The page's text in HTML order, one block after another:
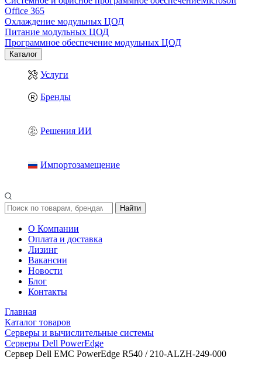
Office 365
Охлаждение модульных ЦОД
Питание модульных ЦОД
Программное обеспечение модульных ЦОД
Каталог
Услуги
Бренды
Решения ИИ
Импортозамещение
Найти
О Компании
Оплата и доставка
Лизинг
Вакансии
Новости
Блог
Контакты
Главная
Каталог товаров
Серверы и вычислительные системы
Серверы Dell PowerEdge
Сервер Dell EMC PowerEdge R540 / 210-ALZH-249-000